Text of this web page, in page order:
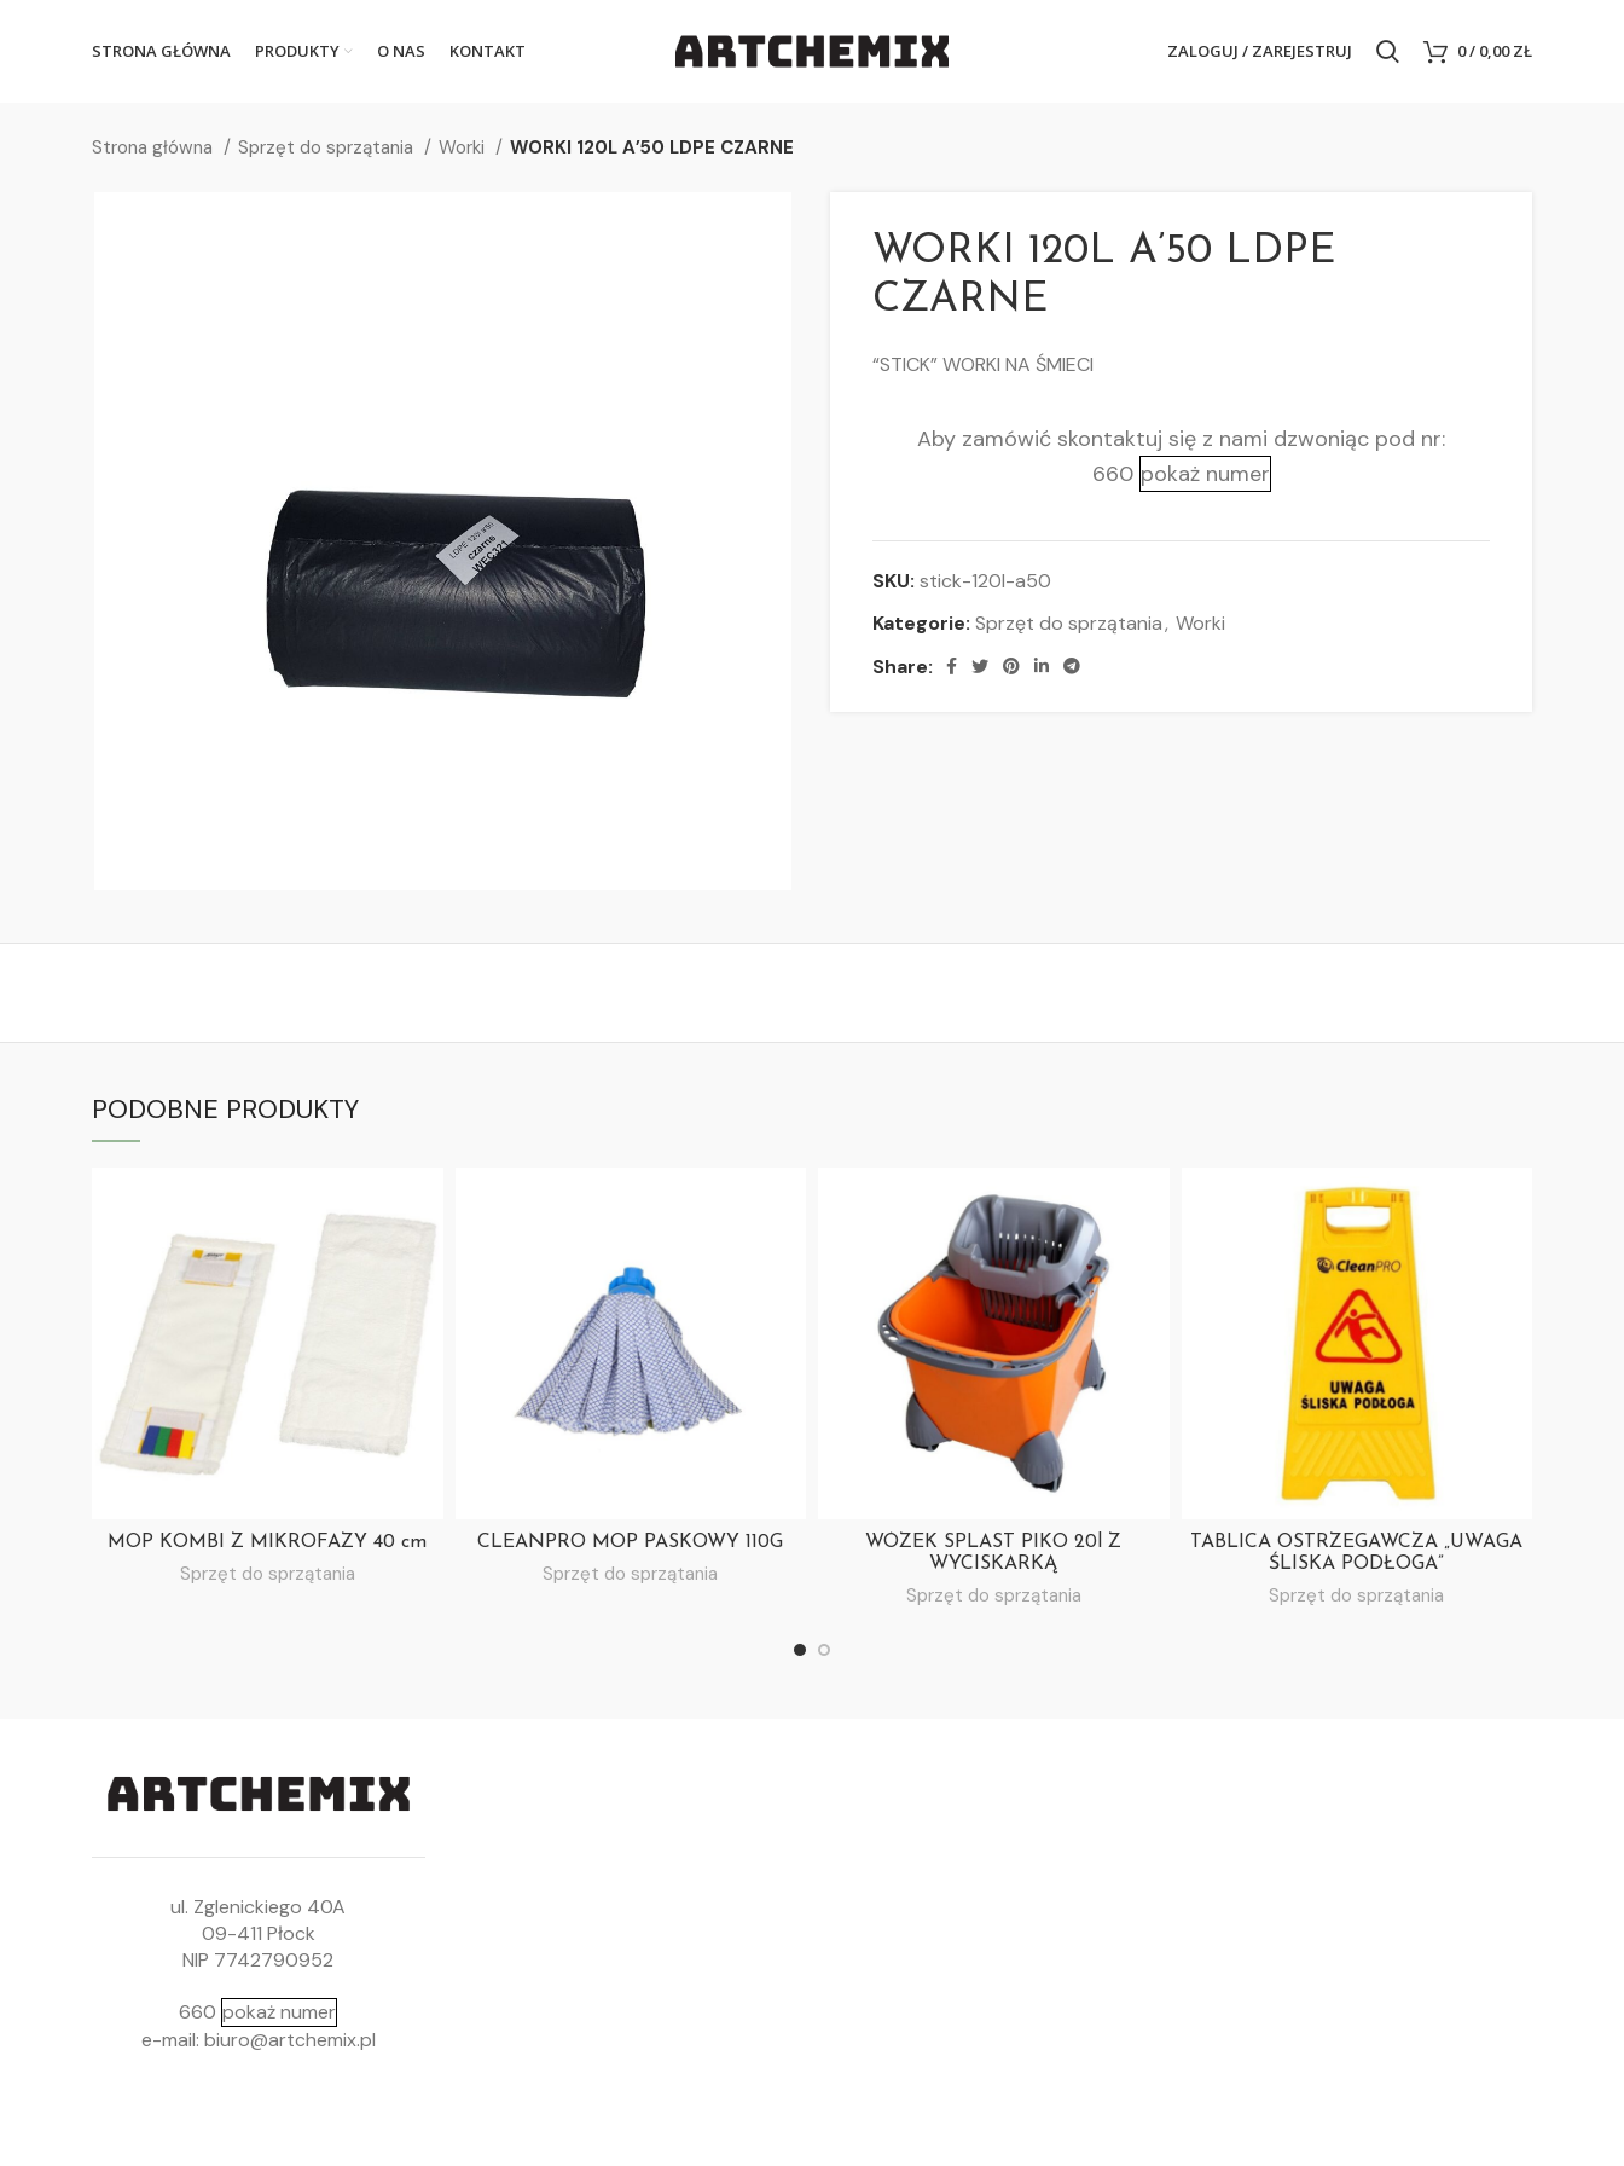
STRONA GŁÓWNA PRODUKTY O NAS KONTAKT ZALOGUJ / ZAREJESTRUJ 0/ 0,00ZŁ
Strona główna Sprzęt do sprzątania Worki WORKI 120L A’50 LDPE CZARNE
WORKI 120L A’50 LDPE
CZARNE
“STICK” WORKI NA ŚMIECI
Aby zamówić skontaktuj się z nami dzwoniąc pod nr:
660 pokaż numer
SKU: stick-120l-a50
Kategorie: Sprzęt do sprzątania, Worki
Share:
PODOBNE PRODUKTY
MOP KOMBI Z MIKROFAZY 40 cm
Sprzęt do sprzątania
CLEANPRO MOP PASKOWY 110G
Sprzęt do sprzątania
WÓZEK SPLAST PIKO 20l Z
WYCISKARKĄ
Sprzęt do sprzątania
TABLICA OSTRZEGAWCZA „UWAGA
ŚLISKA PODŁOGA”
Sprzęt do sprzątania
ul. Zglenickiego 40A
09-411 Płock
NIP 7742790952
660 pokaż numer
e-mail: biuro@artchemix.pl